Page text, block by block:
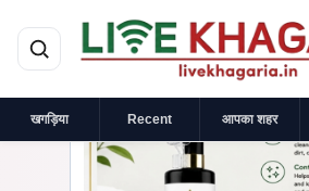
मुख्य सामग्री पर जाएं
खगड़िया Recent आपका शहर
प्रायोजित